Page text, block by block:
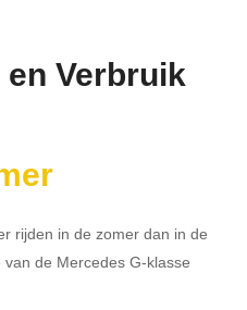
Verbruik
rijden in de zomer dan in de
de Mercedes G-klasse